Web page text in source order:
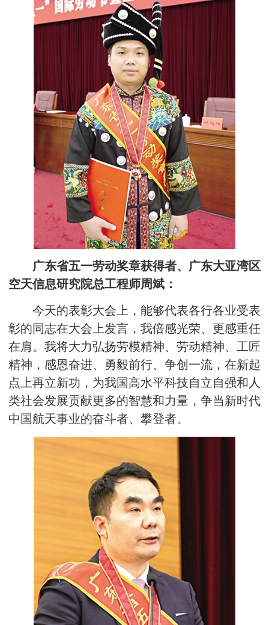
广东省五一劳动奖章获得者、广东大亚湾区
空天信息研究院总工程师周斌：
今天的表彰大会上，能够代表各行各业受表
彰的同志在大会上发言，我倍感光荣、更感重任
在肩。我将大力弘扬劳模精神、劳动精神、工匠
精神，感恩奋进、勇毅前行、争创一流，在新起
点上再立新功，为我国高水平科技自立自强和人
类社会发展贡献更多的智慧和力量，争当新时代
中国航天事业的奋斗者、攀登者。